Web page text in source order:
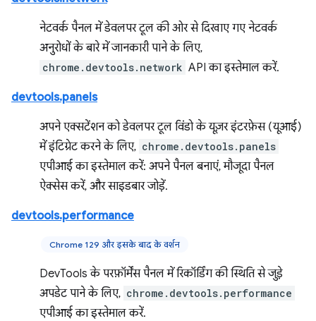
नेटवर्क पैनल में डेवलपर टूल की ओर से दिखाए गए नेटवर्क
अनुरोधों के बारे में जानकारी पाने के लिए,
chrome.devtools.network API का इस्तेमाल करें.
devtools.panels
अपने एक्सटेंशन को डेवलपर टूल विंडो के यूज़र इंटरफ़ेस (यूआई)
में इंटिग्रेट करने के लिए, chrome.devtools.panels
एपीआई का इस्तेमाल करें: अपने पैनल बनाएं, मौजूदा पैनल
ऐक्सेस करें, और साइडबार जोड़ें.
devtools.performance
Chrome 129 और इसके बाद के वर्शन
DevTools के परफ़ॉर्मेंस पैनल में रिकॉर्डिंग की स्थिति से जुड़े
अपडेट पाने के लिए, chrome.devtools.performance
एपीआई का इस्तेमाल करें.